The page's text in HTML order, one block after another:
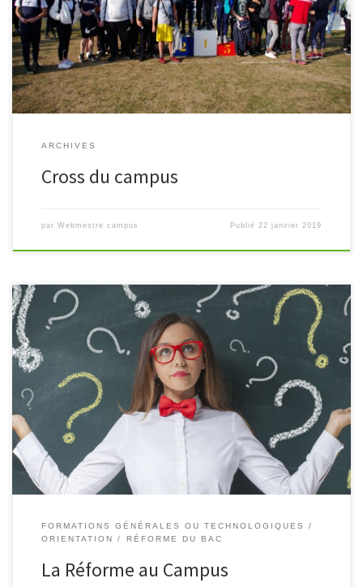
Edition 2018-2019
ARCHIVES
Cross du campus
par Webmestre campus Publié 22 janvier 2019
Cette animation vidéo répond aux questions essentielles des
parents et des élèves des classes de seconde générale sur la mise
en application de la réforme sur le Campus scolaire de […]
FORMATIONS GÉNÉRALES OU TECHNOLOGIQUES
ORIENTATION
RÉFORME DU BAC
La Réforme au Campus